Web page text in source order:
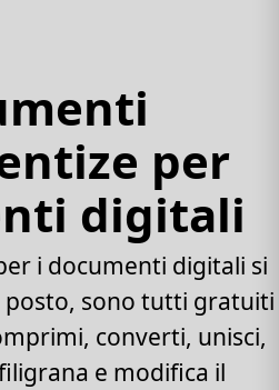
per
digitali
i documenti digitali si
sono tutti gratuiti
converti, unisci,
e modifica il